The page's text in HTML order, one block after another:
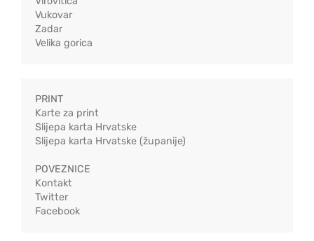
Vukovar
Zadar
Velika gorica
PRINT
Karte za print
Slijepa karta Hrvatske
Slijepa karta Hrvatske (županije)
POVEZNICE
Kontakt
Twitter
Facebook